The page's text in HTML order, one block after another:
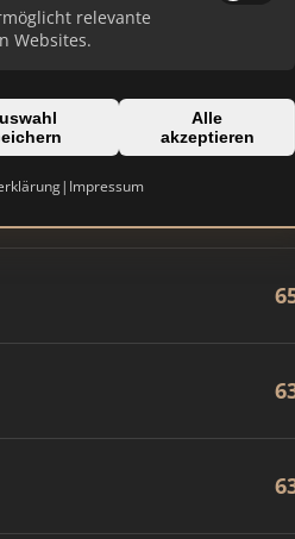
relevante
Websites.
Alle
akzeptieren
| Impressum
831